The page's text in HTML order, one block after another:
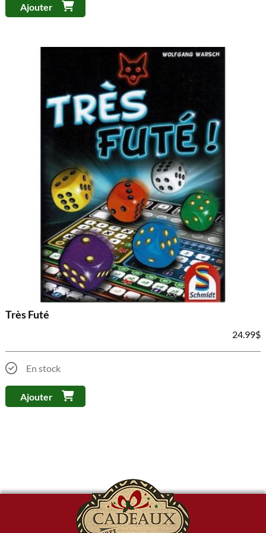
Ajouter
Très Futé
24.99$
En stock
Ajouter